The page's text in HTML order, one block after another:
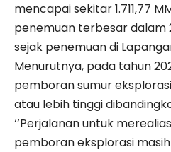
mencapai sekitar 1.711,77
penemuan terbesar dalam
sejak penemuan di
Menurutnya, pada tahun
pemboran sumur
atau lebih tinggi
‘’Perjalanan untuk
pemboran eksplorasi